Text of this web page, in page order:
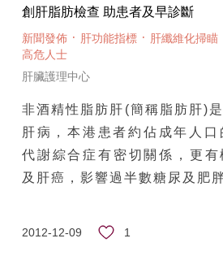
創肝脂肪檢查 助患者及早診斷
新聞發佈· 肝功能指標· 肝纖維化掃瞄
高危人士
肝臟護理中心
非酒精性脂肪肝(簡稱脂肪肝)
肝病，本港患者約佔成年人
代謝綜合症有密切關係，更
及肝癌，影響過半數糖尿及肥
2012-12-09 1